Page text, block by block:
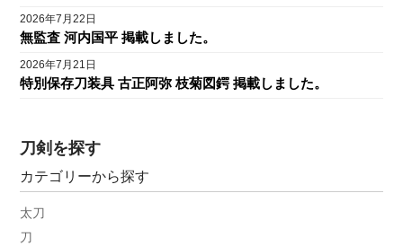
2026年7月22日
無監査 河内国平 掲載しました。
2026年7月21日
特別保存刀装具 古正阿弥 枝菊図鍔 掲載しました。
刀剣を探す
カテゴリーから探す
太刀
刀